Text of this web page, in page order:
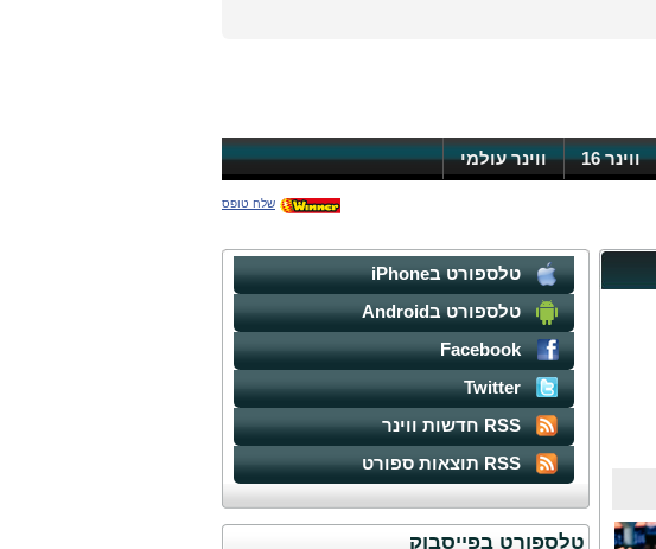
ווינר 16 ווינר עולמי
שלח טופס
טלספורט בiPhone
טלספורט בAndroid
Facebook
Twitter
RSS חדשות ווינר
RSS תוצאות ספורט
טלספורט בפייסבוק